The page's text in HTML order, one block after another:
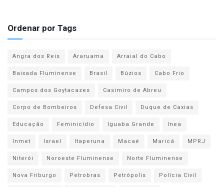
Ordenar por Tags
Angra dos Reis Araruama
Arraial do Cabo
Baixada Fluminense
Brasil Búzios
Cabo Frio
Campos dos Goytacazes
Casimiro de Abreu
Corpo de Bombeiros
Defesa Civil
Duque de Caxias
Educação
Feminicídio Iguaba Grande
Inea
Inmet
Israel Itaperuna Macaé Maricá
MPRJ
Niterói
Noroeste Fluminense
Norte Fluminense
Nova Friburgo
Petrobras Petrópolis
Polícia Civil